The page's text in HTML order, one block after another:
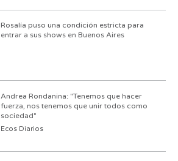
Rosalía puso una condición estricta para
entrar a sus shows en Buenos Aires
Andrea Rondanina: "Tenemos que hacer
fuerza, nos tenemos que unir todos como
sociedad"
Ecos Diarios